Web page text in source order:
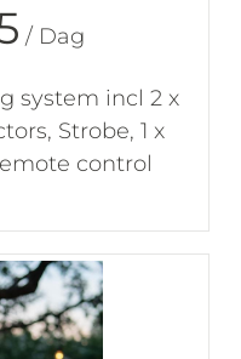
/ Dag
system incl 2 x
Strobe, 1 x
control